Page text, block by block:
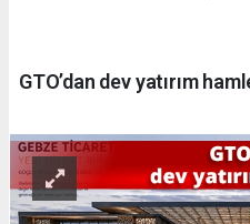
GTO’dan dev yatırım